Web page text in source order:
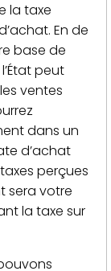
la taxe
En de
base de
peut
ventes
dans un
d’achat
perçues
sera votre
la taxe sur